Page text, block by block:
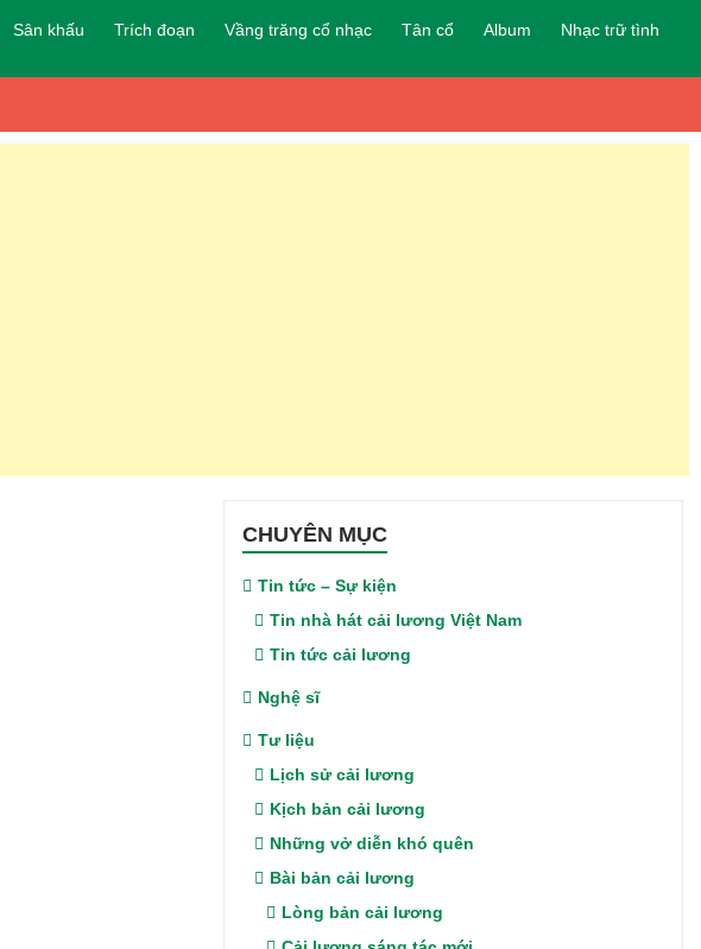
Sân khấu Trích đoạn Vầng trăng cổ nhạc Tân cổ Album Nhạc trữ tình
CHUYÊN MỤC
Tin tức – Sự kiện
Tin nhà hát cải lương Việt Nam
Tin tức cải lương
Nghệ sĩ
Tư liệu
Lịch sử cải lương
Kịch bản cải lương
Những vở diễn khó quên
Bài bản cải lương
Lòng bản cải lương